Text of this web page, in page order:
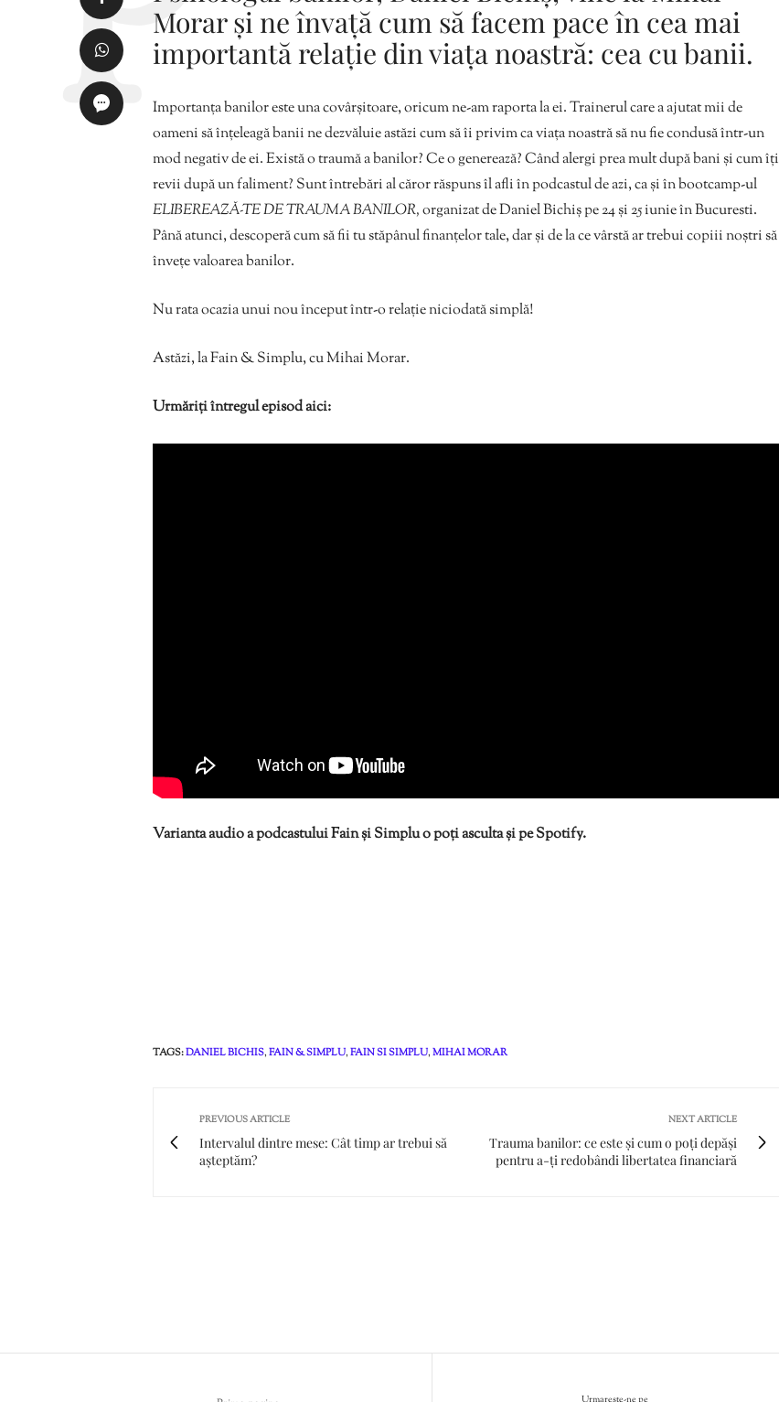
Morar și ne învață cum să facem pace în cea mai
importantă relație din viața noastră: cea cu banii.
Importanța banilor este una covârșitoare, oricum ne-am raporta la ei. Trainerul care a ajutat mii de
oameni să înțeleagă banii ne dezvăluie astăzi cum să îi privim ca viața noastră să nu fie condusă într-un
mod negativ de ei. Există o traumă a banilor? Ce o generează? Când alergi prea mult după bani și cum îți
revii după un faliment? Sunt întrebări al căror răspuns îl afli în podcastul de azi, ca și în bootcamp-ul
ELIBEREAZĂ-TE DE TRAUMA BANILOR,organizat de Daniel Bichiș pe 24 și 25 iunie în Bucuresti.
Până atunci, descoperă cum să fii tu stăpânul finanțelor tale, dar și de la ce vârstă ar trebui copiii noștri să
învețe valoarea banilor.
Nu rata ocazia unui nou început într-o relație niciodată simplă!
Astăzi, la Fain & Simplu, cu Mihai Morar.
Urmăriți întregul episod aici:
Varianta audio a podcastului Fain și Simplu o poți asculta și pe Spotify.
TAGS:DANIEL BICHIS,FAIN & SIMPLU,FAIN SI SIMPLU,MIHAI MORAR
PREVIOUS ARTICLE
Intervalul dintre mese: Cât timp ar trebui să
așteptăm?
NEXT ARTICLE
Trauma banilor: ce este și cum o poți depăși
pentru a-ți redobândi libertatea financiară